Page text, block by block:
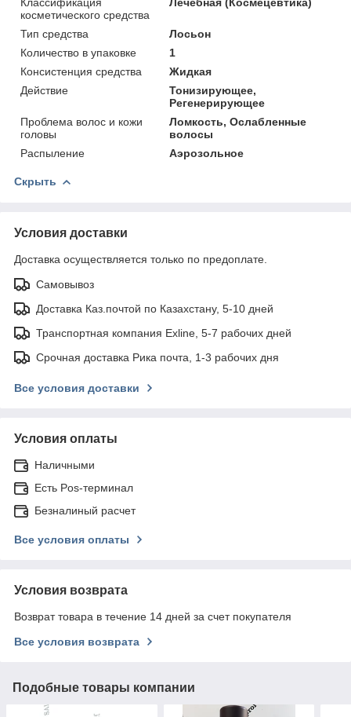
косметического средства
Тип средства
Лосьон
Количество в упаковке
1
Консистенция средства
Жидкая
Действие
Тонизирующее,
Регенерирующее
Проблема волос и кожи
головы
Ломкость, Ослабленные
волосы
Распыление
Аэрозольное
Скрыть
Условия доставки
Доставка осуществляется только по предоплате.
Самовывоз
Доставка Каз.почтой по Казахстану, 5-10 дней
Транспортная компания Exline, 5-7 рабочих дней
Срочная доставка Рика почта, 1-3 рабочих дня
Все условия доставки
Условия оплаты
Наличными
Есть Pos-терминал
Безналиный расчет
Все условия оплаты
Условия возврата
Возврат товара в течение 14 дней за счет покупателя
Все условия возврата
Подобные товары компании